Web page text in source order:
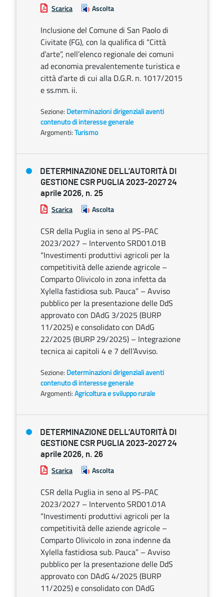
Scarica Ascolta
Inclusione del Comune di San Paolo di
Civitate (FG), con la qualifica di “Città
d’arte”, nell’elenco regionale dei comuni
ad economia prevalentemente turistica e
città d’arte di cui alla D.G.R. n. 1017/2015
e ss.mm. ii.
Sezione: Determinazioni dirigenziali aventi
contenuto di interesse generale
Argomenti:Turismo
DETERMINAZIONE DELL’AUTORITÀ DI
GESTIONE CSR PUGLIA 2023-2027 24
aprile 2026, n. 25
Scarica Ascolta
CSR della Puglia in seno al PS-PAC
2023/2027 – Intervento SRD01.01B
“Investimenti produttivi agricoli per la
competitività delle aziende agricole –
Comparto Olivicolo in zona infetta da
Xylella fastidiosa sub. Pauca” – Avviso
pubblico per la presentazione delle DdS
approvato con DAdG 3/2025 (BURP
11/2025) e consolidato con DAdG
22/2025 (BURP 29/2025) – Integrazione
tecnica ai capitoli 4 e 7 dell’Avviso.
Sezione: Determinazioni dirigenziali aventi
contenuto di interesse generale
Argomenti:Agricoltura e sviluppo rurale
DETERMINAZIONE DELL’AUTORITÀ DI
GESTIONE CSR PUGLIA 2023-2027 24
aprile 2026, n. 26
Scarica Ascolta
CSR della Puglia in seno al PS-PAC
2023/2027 – Intervento SRD01.01A
“Investimenti produttivi agricoli per la
competitività delle aziende agricole –
Comparto Olivicolo in zona indenne da
Xylella fastidiosa sub. Pauca” – Avviso
pubblico per la presentazione delle DdS
approvato con DAdG 4/2025 (BURP
11/2025) e consolidato con DAdG